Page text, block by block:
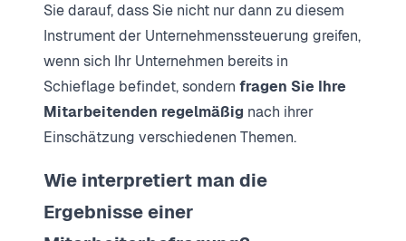
Sie darauf, dass Sie nicht nur dann zu diesem
Instrument der Unternehmenssteuerung greifen,
wenn sich Ihr Unternehmen bereits in
Schieflage befindet, sondern fragen Sie Ihre
Mitarbeitenden regelmäßig nach ihrer
Einschätzung verschiedenen Themen.
Wie interpretiert man die
Ergebnisse einer